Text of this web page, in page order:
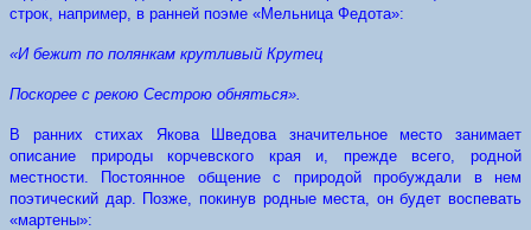
строк, например, в ранней поэме «Мельница Федота»:
«И бежит по полянкам крутливый Крутец
Поскорее с рекою Сестрою обняться».
В ранних стихах Якова Шведова значительное место занимает
описание природы корчевского края и, прежде всего, родной
местности. Постоянное общение с природой пробуждали в нем
поэтический дар. Позже, покинув родные места, он будет воспевать
«мартены»: